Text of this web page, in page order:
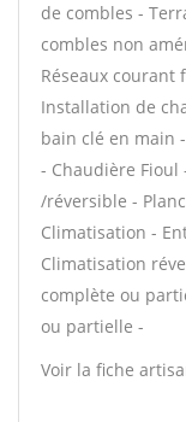
de combles -
combles non
Réseaux
Installation de
bain clé en main
- Chaudière
/réversible -
Climatisation -
Climatisation
complète ou
ou partielle -
Voir la fiche